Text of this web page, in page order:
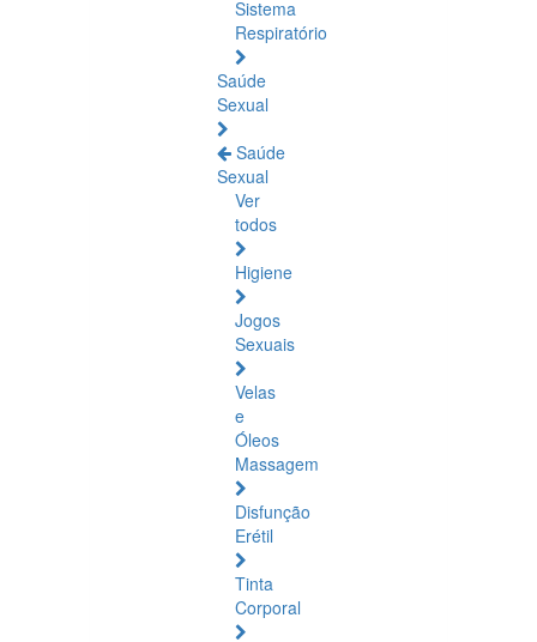
Sistema
Respiratório
Saúde
Sexual
Saúde
Sexual
Ver
todos
Higiene
Jogos
Sexuais
Velas
e
Óleos
Massagem
Disfunção
Erétil
Tinta
Corporal